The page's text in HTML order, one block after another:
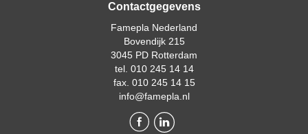
Contactgegevens
Famepla Nederland
Bovendijk 215
3045 PD Rotterdam
tel. 010 245 14 14
fax. 010 245 14 15
info@famepla.nl